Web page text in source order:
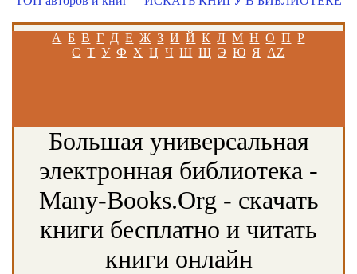
А Б В Г Д Е Ж З И Й К Л М Н О П Р
С Т У Ф Х Ц Ч Ш Щ Э Ю Я AZ
Большая универсальная
электронная библиотека -
Many-Books.Org - скачать
книги бесплатно и читать
книги онлайн